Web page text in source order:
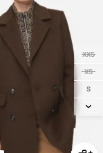
XXS
XS
S
M